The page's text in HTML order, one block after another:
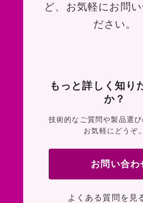
ど、お気軽にお問い
ださい。
もっと詳しく知り
か？
技術的なご質問や製品選
お気軽にどうぞ。
お問い合わ
よくある質問を見